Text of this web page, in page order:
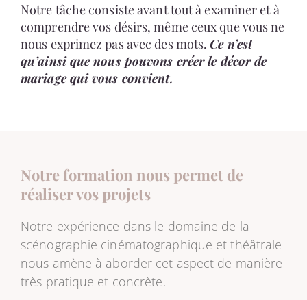
Notre tâche consiste avant tout à examiner et à
comprendre vos désirs, même ceux que vous ne
nous exprimez pas avec des mots.Ce n’est
qu’ainsi que nous pouvons créer le décor de
mariage qui vous convient.
Notre formation nous permet de
réaliser vos projets
Notre expérience dans le domaine de la
scénographie cinématographique et théâtrale
nous amène à aborder cet aspect de manière
très pratique et concrète.